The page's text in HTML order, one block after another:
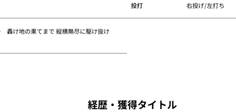
投打 右投げ/左打ち
轟け地の果てまで 縦横無尽に駆け抜け
経歴・獲得タイトル